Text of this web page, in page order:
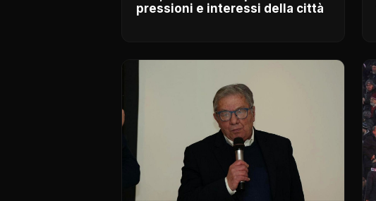
pressioni e interessi della città